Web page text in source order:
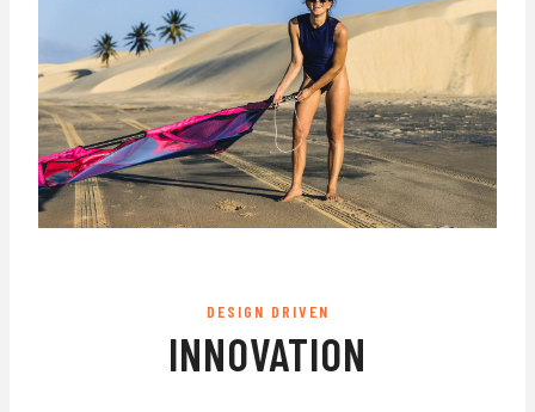
DESIGN DRIVEN
INNOVATION